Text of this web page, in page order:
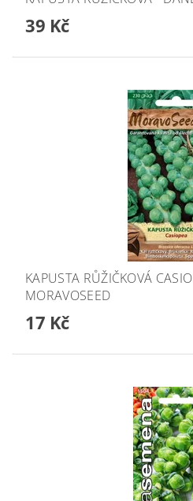
39 Kč
KAPUSTA RŮŽIČKOVÁ
MORAVOSEED
17 Kč